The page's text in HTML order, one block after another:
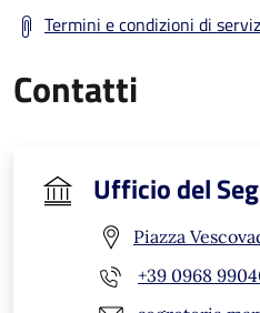
Termini e condizioni di
Contatti
Ufficio del
Piazza
+39 0968